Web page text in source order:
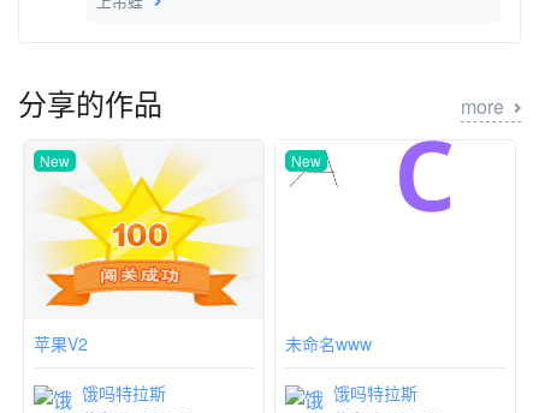
分享的作品 more
New
苹果V2
饿吗特拉斯
New
未命名www
饿吗特拉斯